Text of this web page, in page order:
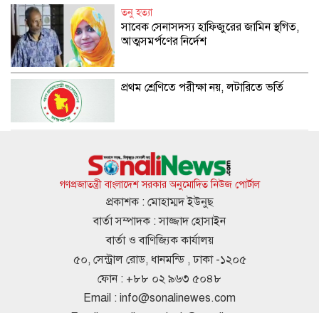
তনু হত্যা
সাবেক সেনাসদস্য হাফিজুরের জামিন স্থগিত,
আত্মসমর্পণের নির্দেশ
প্রথম শ্রেণিতে পরীক্ষা নয়, লটারিতে ভর্তি
বঙ্গবন্ধুর আদর্শের সৈনিকের পদোন্নতি, হলেন
সচিব
পুলিশের ৭ কর্মকর্তা বদলি
গণপ্রজাতন্ত্রী বাংলাদেশ সরকার অনুমোদিত নিউজ পোর্টাল
প্রকাশক : মোহাম্মদ ইউনুছ
বার্তা সম্পাদক : সাজ্জাদ হোসাইন
বার্তা ও বাণিজ্যিক কার্যালয়
৫০, সেন্ট্রাল রোড, ধানমন্ডি , ঢাকা -১২০৫
ফোন : +৮৮ ০২ ৯৬৩ ৫০৪৮
Email : info@sonalinewes.com